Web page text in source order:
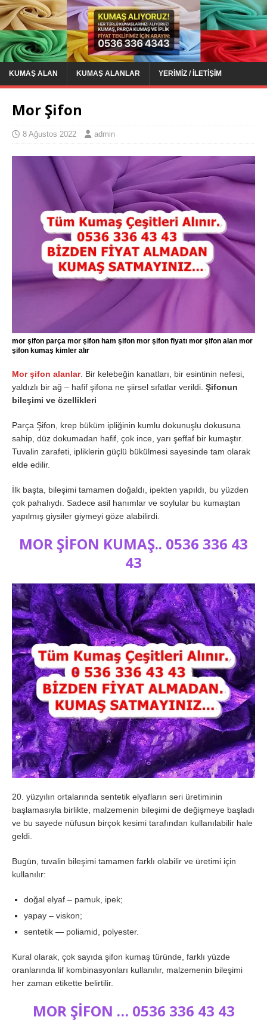
KUMAŞ ALAN KUMAŞ ALANLAR YERIMIZ / İLETIŞIM
Mor Şifon
8 Ağustos 2022 admin
mor şifon parça mor şifon ham şifon mor şifon fiyatı mor şifon alan mor
şifon kumaş kimler alır
Mor şifon alanlar. Bir kelebeğin kanatları, bir esintinin nefesi,
yaldızlı bir ağ – hafif şifona ne şiirsel sıfatlar verildi. Şifonun
bileşimi ve özellikleri
Parça Şifon, krep büküm ipliğinin kumlu dokunuşlu dokusuna
sahip, düz dokumadan hafif, çok ince, yarı şeffaf bir kumaştır.
Tuvalin zarafeti, ipliklerin güçlü bükülmesi sayesinde tam olarak
elde edilir.
İlk başta, bileşimi tamamen doğaldı, ipekten yapıldı, bu yüzden
çok pahalıydı. Sadece asil hanımlar ve soylular bu kumaştan
yapılmış giysiler giymeyi göze alabilirdi.
MOR ŞİFON KUMAŞ.. 0536 336 43
43
20. yüzyılın ortalarında sentetik elyafların seri üretiminin
başlamasıyla birlikte, malzemenin bileşimi de değişmeye başladı
ve bu sayede nüfusun birçok kesimi tarafından kullanılabilir hale
geldi.
Bugün, tuvalin bileşimi tamamen farklı olabilir ve üretimi için
kullanılır:
doğal elyaf – pamuk, ipek;
yapay – viskon;
sentetik — poliamid, polyester.
Kural olarak, çok sayıda şifon kumaş türünde, farklı yüzde
oranlarında lif kombinasyonları kullanılır, malzemenin bileşimi
her zaman etikette belirtilir.
MOR ŞİFON … 0536 336 43 43